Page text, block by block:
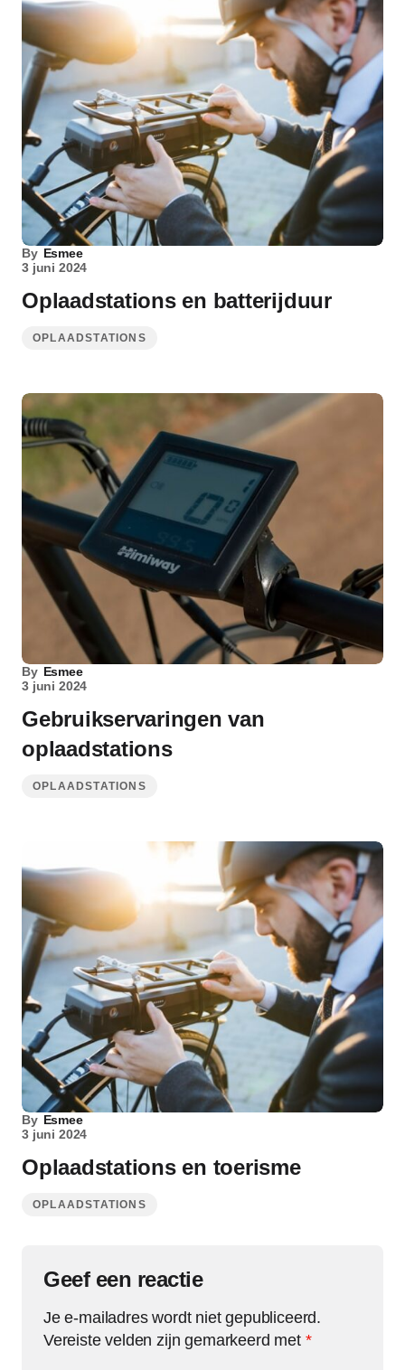
By Esmee
3 juni 2024
Oplaadstations en batterijduur
OPLAADSTATIONS
By Esmee
3 juni 2024
Gebruikservaringen van
oplaadstations
OPLAADSTATIONS
By Esmee
3 juni 2024
Oplaadstations en toerisme
OPLAADSTATIONS
Geef een reactie
Je e-mailadres wordt niet gepubliceerd.
Vereiste velden zijn gemarkeerd met *